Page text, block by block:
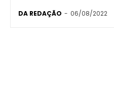
DA REDAÇÃO - 06/08/2022